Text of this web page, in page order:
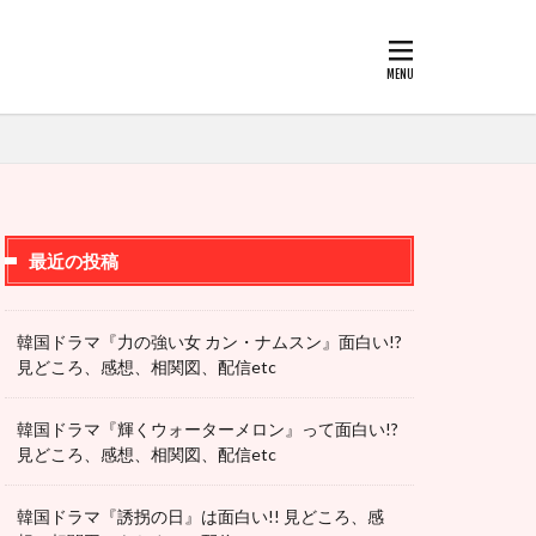
最近の投稿
韓国ドラマ『力の強い女 カン・ナムスン』面白い!?
見どころ、感想、相関図、配信etc
韓国ドラマ『輝くウォーターメロン』って面白い!?
見どころ、感想、相関図、配信etc
韓国ドラマ『誘拐の日』は面白い!! 見どころ、感